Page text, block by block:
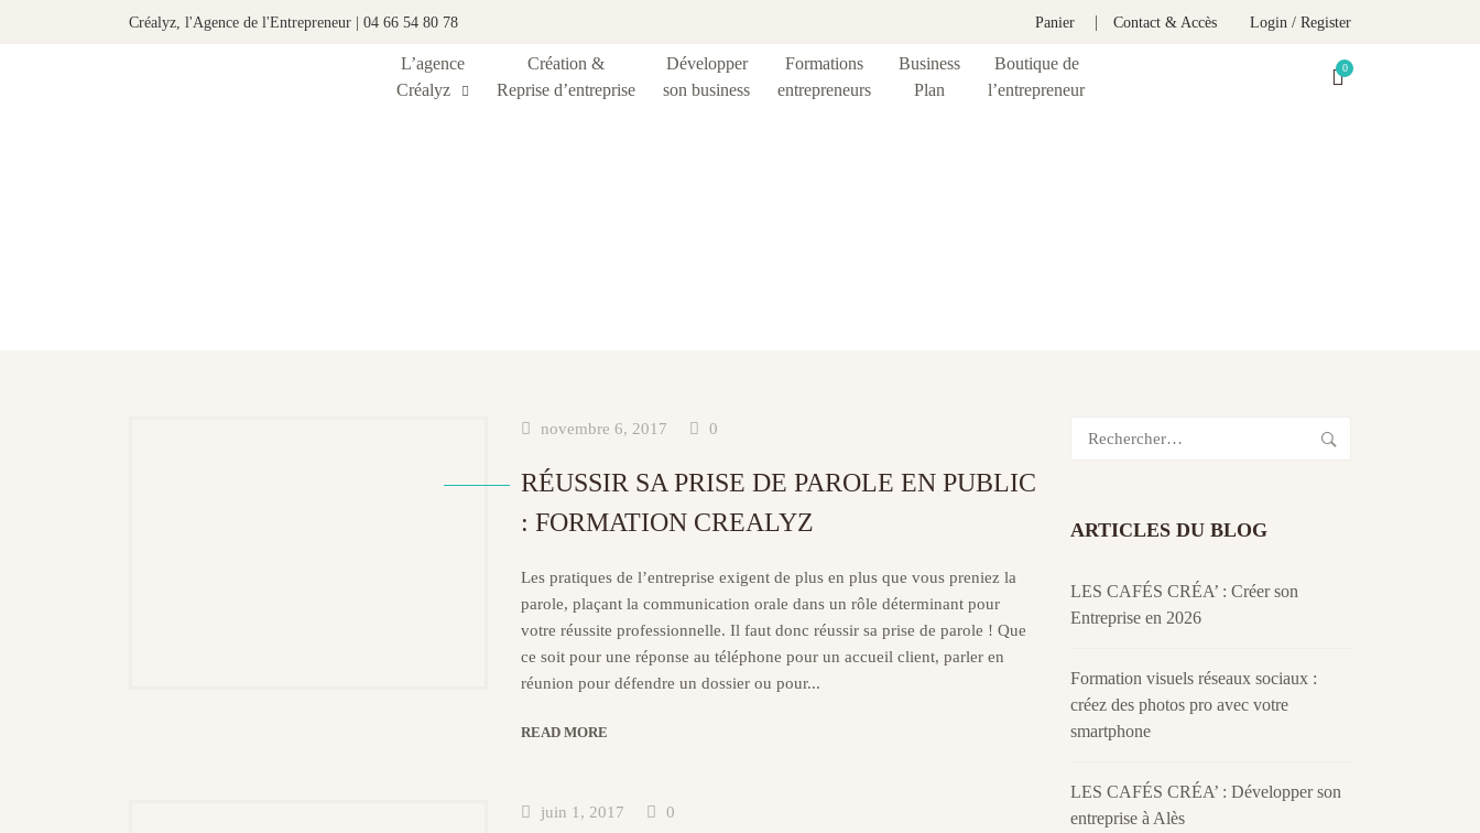
Créalyz, l'Agence de l'Entrepreneur | 04 66 54 80 78 Panier Contact & Accès Login / Register
L’agence
Créalyz
Création &
Reprise d’entreprise
Développer
son business
Formations
entrepreneurs
Business
Plan
Boutique de
l’entrepreneur
novembre 6, 2017 0
RÉUSSIR SA PRISE DE PAROLE EN PUBLIC
: FORMATION CREALYZ
Les pratiques de l’entreprise exigent de plus en plus que vous preniez la
parole, plaçant la communication orale dans un rôle déterminant pour
votre réussite professionnelle. Il faut donc réussir sa prise de parole ! Que
ce soit pour une réponse au téléphone pour un accueil client, parler en
réunion pour défendre un dossier ou pour...
READ MORE
juin 1, 2017 0
ARTICLES DU BLOG
LES CAFÉS CRÉA’ : Créer son
Entreprise en 2026
Formation visuels réseaux sociaux :
créez des photos pro avec votre
smartphone
LES CAFÉS CRÉA’ : Développer son
entreprise à Alès